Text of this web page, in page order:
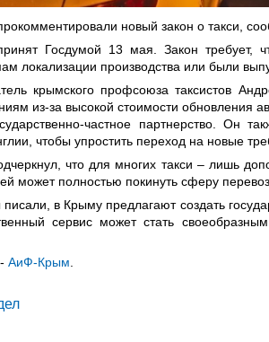
новый закон о такси,
Госдумой 13 мая. Закон требует,
локализации производства или были
крымского профсоюза таксистов
из-за высокой стоимости обновления
частное партнерство. Он
чтобы упростить переход на новые
что для многих такси – лишь
может полностью покинуть сферу
в Крыму предлагают создать
сервис может стать
АиФ-Крым